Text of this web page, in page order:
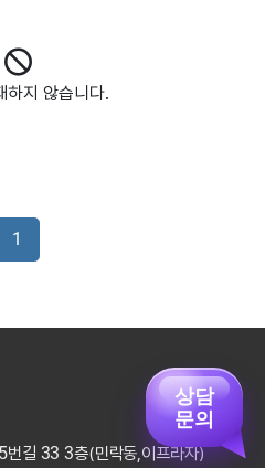
하지 않습니다.
1
번길 33 3층(민락동,이프라자)
상담
문의